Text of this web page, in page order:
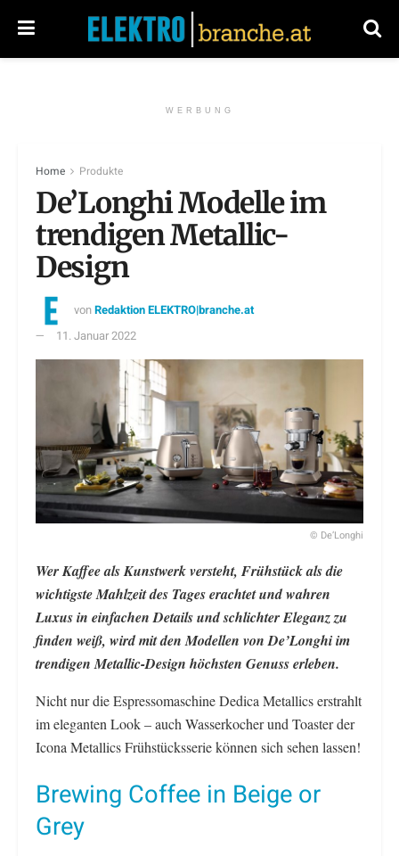
WERBUNG
Home Produkte
De’Longhi Modelle im
trendigen Metallic-
Design
vonRedaktion ELEKTRO|branche.at
11. Januar 2022
© De’Longhi
Wer Kaffee als Kunstwerk versteht, Frühstück als die
wichtigste Mahlzeit des Tages erachtet und wahren
Luxus in einfachen Details und schlichter Eleganz zu
finden weiß, wird mit den Modellen von De’Longhi im
trendigen Metallic-Design höchsten Genuss erleben.
Nicht nur die Espressomaschine Dedica Metallics erstrahlt
im eleganten Look – auch Wasserkocher und Toaster der
Icona Metallics Frühstücksserie können sich sehen lassen!
Brewing Coffee in Beige or
Grey